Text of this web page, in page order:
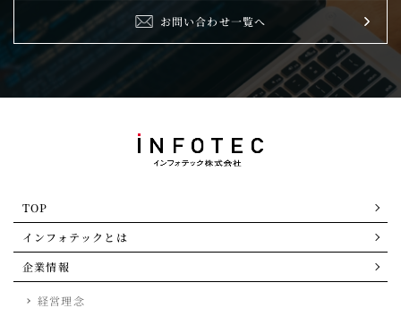
お問い合わせ一覧へ
TOP
インフォテックとは
企業情報
経営理念